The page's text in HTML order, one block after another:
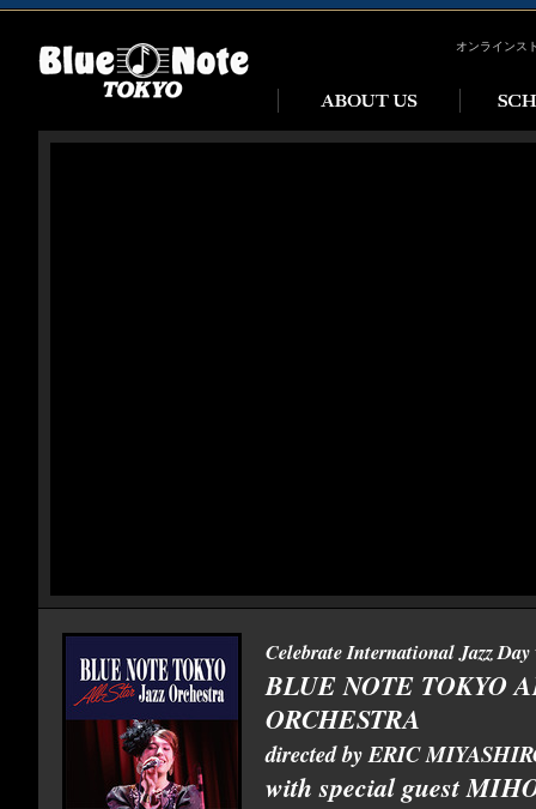
オンラインス
Celebrate International Jazz
BLUE NOTE TOKYO
ORCHESTRA
directed by ERIC
with special guest